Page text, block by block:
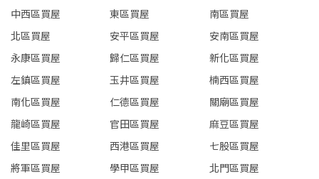
中西區買屋 東區買屋
南區買屋
北區買屋
安平區買屋
安南區買屋
永康區買屋
歸仁區買屋
新化區買屋
左鎮區買屋
玉井區買屋
楠西區買屋
南化區買屋
仁德區買屋
關廟區買屋
龍崎區買屋
官田區買屋
麻豆區買屋
佳里區買屋
西港區買屋
七股區買屋
將軍區買屋
學甲區買屋
北門區買屋